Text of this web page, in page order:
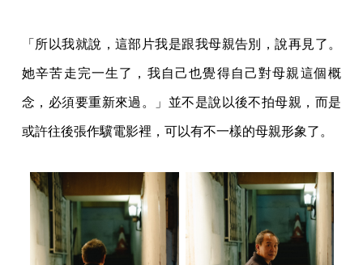
「所以我就說，這部片我是跟我母親告別，說再見了。
她辛苦走完一生了，我自己也覺得自己對母親這個概
念，必須要重新來過。」並不是說以後不拍母親，而是
或許往後張作驥電影裡，可以有不一樣的母親形象了。